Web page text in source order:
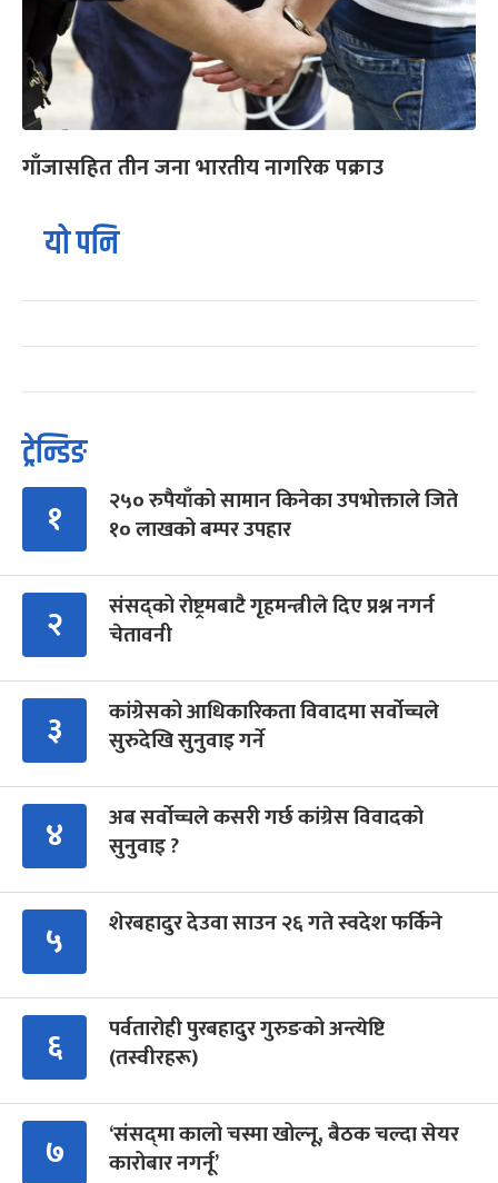
गाँजासहित तीन जना भारतीय नागरिक पक्राउ
यो पनि
ट्रेन्डिङ
१
२५० रुपैयाँको सामान किनेका उपभोक्ताले जिते
१० लाखको बम्पर उपहार
२
संसद्को रोष्ट्रमबाटै गृहमन्त्रीले दिए प्रश्न नगर्न
चेतावनी
३
कांग्रेसको आधिकारिकता विवादमा सर्वोच्चले
सुरुदेखि सुनुवाइ गर्ने
४
अब सर्वोच्चले कसरी गर्छ कांग्रेस विवादको
सुनुवाइ ?
५ शेरबहादुर देउवा साउन २६ गते स्वदेश फर्किने
६
पर्वतारोही पुरबहादुर गुरुङको अन्त्येष्टि
(तस्वीरहरू)
७
‘संसद्‍मा कालो चस्मा खोल्नू, बैठक चल्दा सेयर
कारोबार नगर्नू’